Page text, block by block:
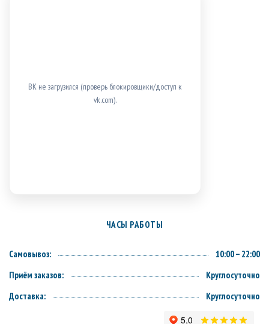
ВК не загрузился (проверь блокировщики/доступ к
vk.com).
ЧАСЫ РАБОТЫ
Самовывоз:
10:00 – 22:00
Приём заказов:
Круглосуточно
Доставка:
Круглосуточно